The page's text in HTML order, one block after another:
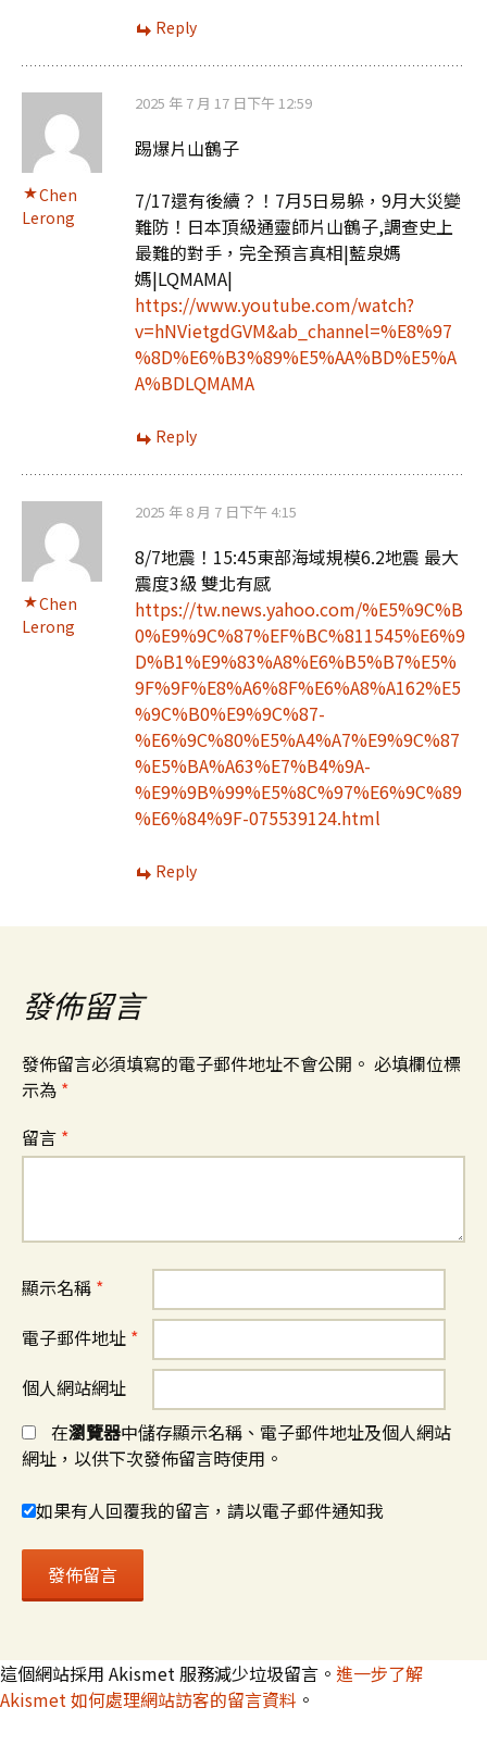
Reply
Chen
Lerong
2025 年 7 月 17 日下午 12:59
踢爆片山鶴子
7/17還有後續？！7月5日易躲，9月大災變
難防！日本頂級通靈師片山鶴子,調查史上
最難的對手，完全預言真相|藍泉媽
媽|LQMAMA|
https://www.youtube.com/watch?
v=hNVietgdGVM&ab_channel=%E8%97
%8D%E6%B3%89%E5%AA%BD%E5%A
A%BDLQMAMA
Reply
Chen
Lerong
2025 年 8 月 7 日下午 4:15
8/7地震！15:45東部海域規模6.2地震 最大
震度3級 雙北有感
https://tw.news.yahoo.com/%E5%9C%B
0%E9%9C%87%EF%BC%811545%E6%9
D%B1%E9%83%A8%E6%B5%B7%E5%
9F%9F%E8%A6%8F%E6%A8%A162%E5
%9C%B0%E9%9C%87-
%E6%9C%80%E5%A4%A7%E9%9C%87
%E5%BA%A63%E7%B4%9A-
%E9%9B%99%E5%8C%97%E6%9C%89
%E6%84%9F-075539124.html
Reply
發佈留言
發佈留言必須填寫的電子郵件地址不會公開。 必填欄位標
示為 *
留言 *
顯示名稱 *
電子郵件地址 *
個人網站網址
在瀏覽器中儲存顯示名稱、電子郵件地址及個人網站
網址，以供下次發佈留言時使用。
如果有人回覆我的留言，請以電子郵件通知我
這個網站採用 Akismet 服務減少垃圾留言。 進一步了解
Akismet 如何處理網站訪客的留言資料 。